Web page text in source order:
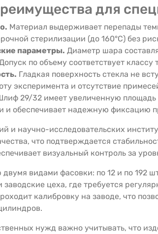
для
Материал выдерживает перепады
стерилизации (до 160°C) без
параметры. Диаметр шара
по объему соответствует классу
Гладкая поверхность стекла не
эксперимента и отсутствие
29/32 имеет увеличенную площадь
и обеспечивает надежную фиксацию
и научно-исследовательских
что подтверждается
визуальный контроль за
двумя видами фасовки: по 12 и по 192
цеха, где требуется
калибровку на заводе, что
нужд важно учитывать, что